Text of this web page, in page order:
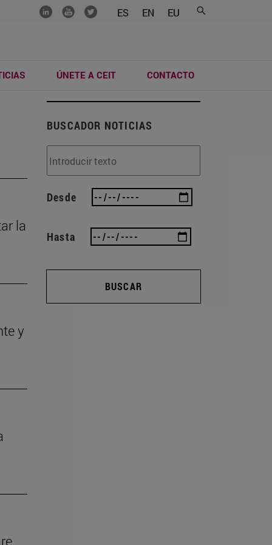
ES EN EU
....... ....... .......
ÚNETE A CEIT CONTACTO
la
y
BUSCADOR NOTICIAS
Desde
Hasta
BUSCAR